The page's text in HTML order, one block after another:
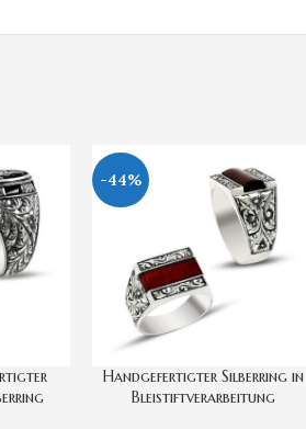
-44%
Handgefertigter Silberring in
Bleistiftverarbeitung